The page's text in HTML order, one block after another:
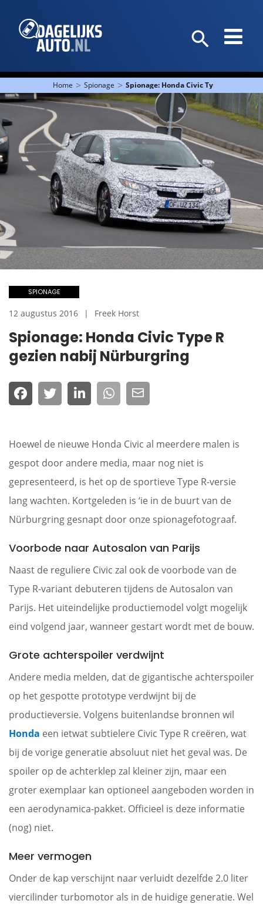
Home > Spionage > Spionage: Honda Civic Type R gezien
Spionage: Honda Civic Type R
gezien nabij Nürburgring
SPIONAGE
12 augustus 2016 Freek Horst
Hoewel de nieuwe Honda Civic al meerdere malen is
gespot door andere media, maar nog niet is
gepresenteerd, is het op de sportieve Type R-versie
lang wachten. Kortgeleden is ‘ie in de buurt van de
Nürburgring gesnapt door onze spionagefotograaf.
Voorbode naar Autosalon van Parijs
Naast de reguliere Civic zal ook de voorbode van de
Type R-variant debuteren tijdens de Autosalon van
Parijs. Het uiteindelijke productiemodel volgt mogelijk
eind volgend jaar, wanneer gestart wordt met de bouw.
Grote achterspoiler verdwijnt
Andere media melden, dat de gigantische achterspoiler
op het gespotte prototype verdwijnt bij de
productieversie. Volgens buitenlandse bronnen wil
Honda een ietwat subtielere Civic Type R creëren, wat
bij de vorige generatie absoluut niet het geval was. De
spoiler op de achterklep zal kleiner zijn, maar een
groter exemplaar kan optioneel aangeboden worden in
een aerodynamica-pakket. Officieel is deze informatie
(nog) niet.
Meer vermogen
Onder de kap verschijnt naar verluidt dezelfde 2.0 liter
viercilinder turbomotor als in de huidige generatie. Wel